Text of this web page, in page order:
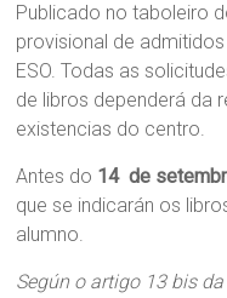
Publicado no taboleiro
provisional de
ESO. Todas as
de libros dependerá da
existencias do centro.
Antes do 14 de
que se indicarán os
alumno.
Según o artigo 13 bis